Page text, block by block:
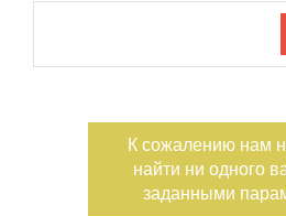
К сожалению нам
найти ни одного
заданными